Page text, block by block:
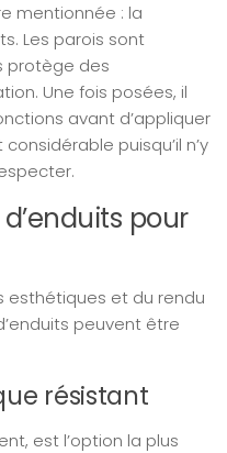
mentionnée : la
Les parois sont
protège des
Une fois posées, il
avant d’appliquer
puisqu’il n’y
pour
esthétiques et du rendu
peuvent être
résistant
est l’option la plus